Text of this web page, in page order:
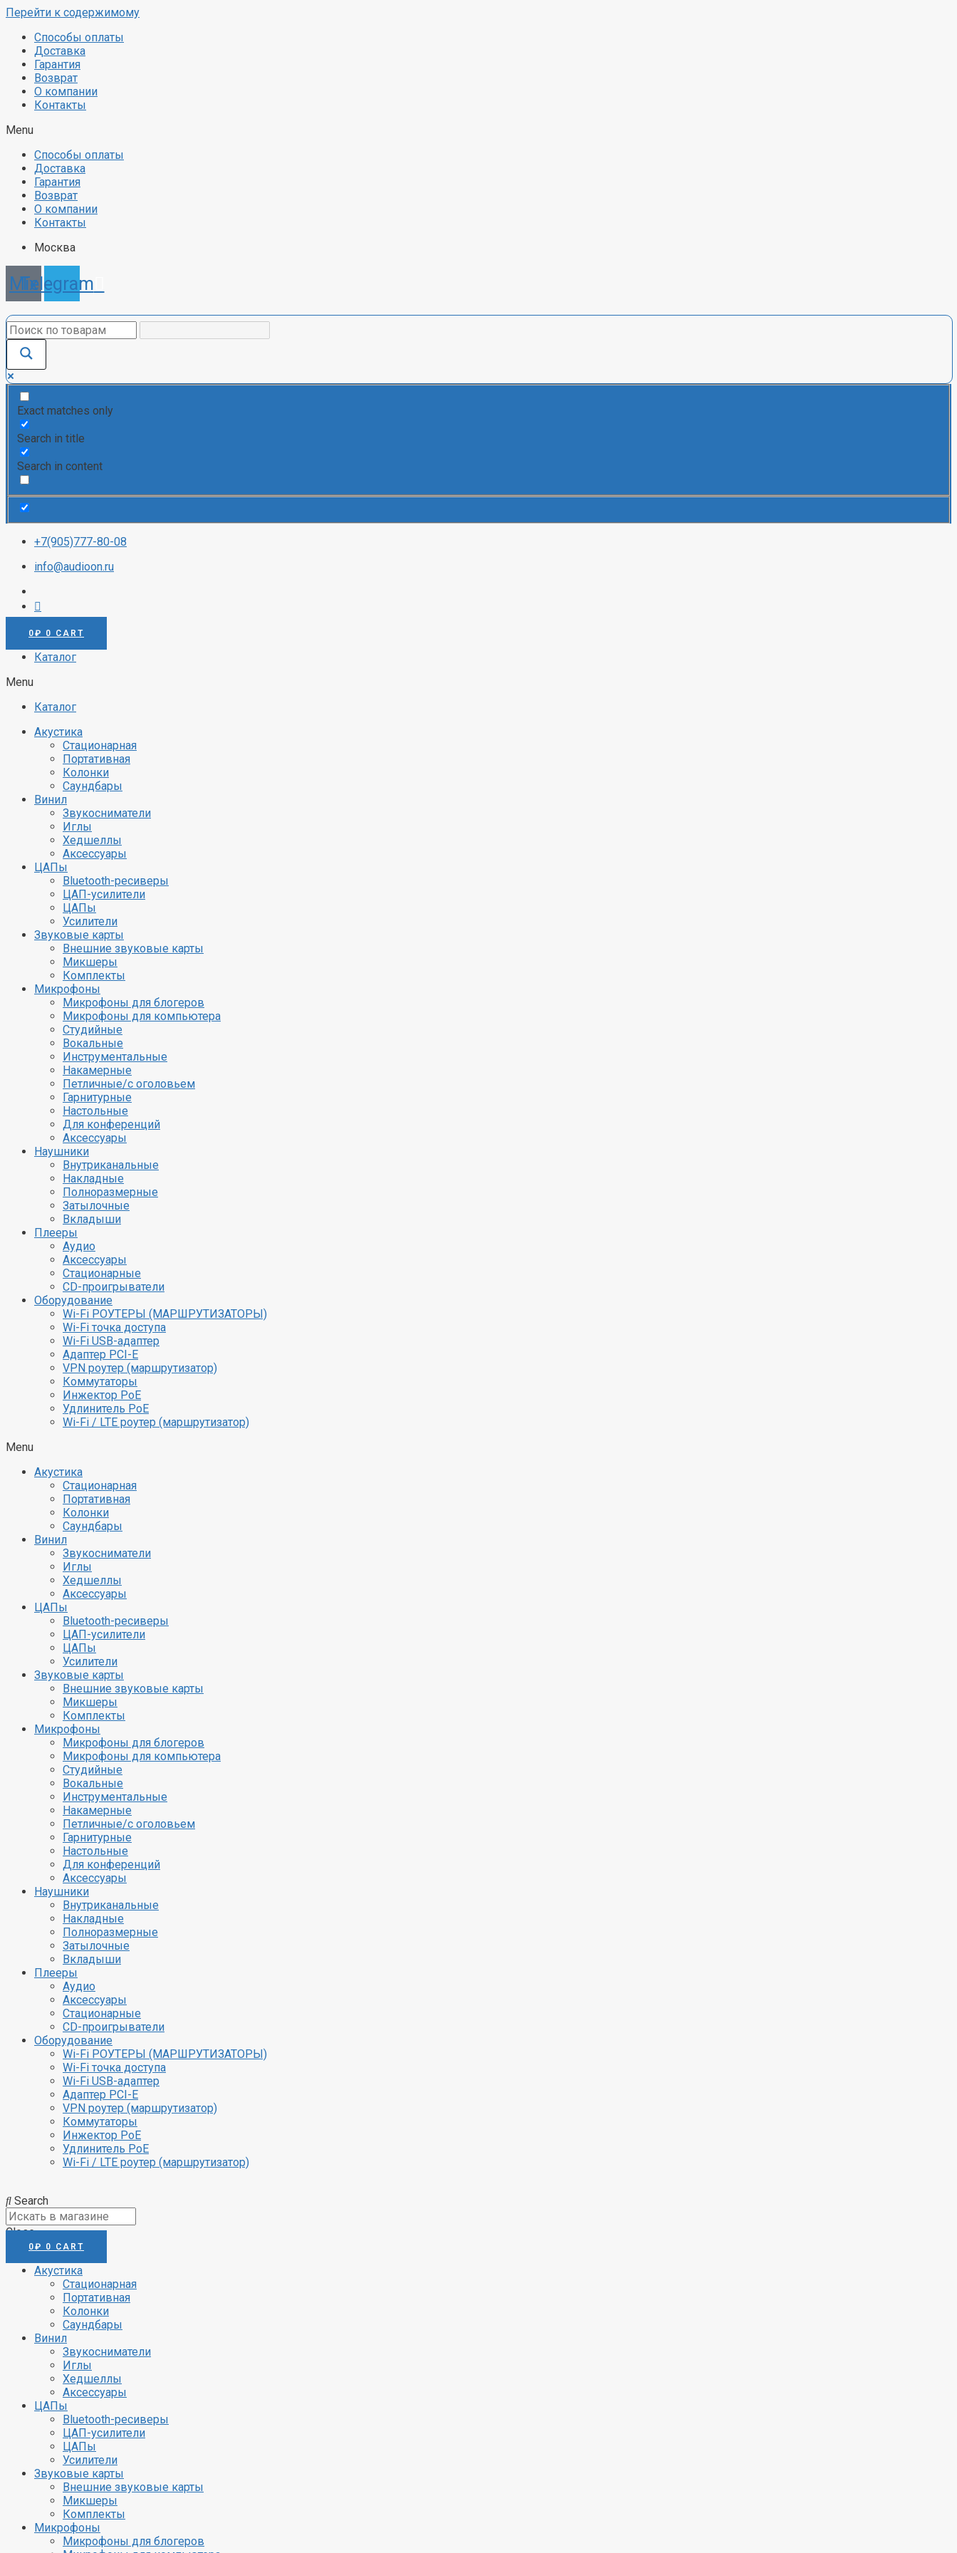
Перейти к содержимому
Способы оплаты
Доставка
Гарантия
Возврат
О компании
Контакты
Menu
Способы оплаты
Доставка
Гарантия
Возврат
О компании
Контакты
Москва
Mix
Telegram
Exact matches only
Search in title
Search in content
+7(905)777-80-08
info@audioon.ru
0₽ 0 CART
Каталог
Menu
Каталог
Акустика
Стационарная
Портативная
Колонки
Саундбары
Винил
Звукосниматели
Иглы
Хедшеллы
Аксессуары
Акустика
Стационарная
Портативная
Колонки
Саундбары
Винил
Звукосниматели
Иглы
Хедшеллы
Аксессуары
ЦАПы
Bluetooth-ресиверы
ЦАП-усилители
ЦАПы
Усилители
Звуковые карты
Внешние звуковые карты
Микшеры
Комплекты
Микрофоны
Микрофоны для блогеров
Микрофоны для компьютера
Студийные
Вокальные
Инструментальные
Накамерные
Петличные/с оголовьем
Гарнитурные
Настольные
Для конференций
Аксессуары
Наушники
Внутриканальные
Накладные
Полноразмерные
Затылочные
Вкладыши
Плееры
Аудио
Аксессуары
Стационарные
CD-проигрыватели
Оборудование
Wi-Fi РОУТЕРЫ (МАРШРУТИЗАТОРЫ)
Wi-Fi точка доступа
Wi-Fi USB-адаптер
Адаптер PCI-E
VPN роутер (маршрутизатор)
Коммутаторы
Инжектор PoE
Удлинитель PoE
Wi-Fi / LTE роутер (маршрутизатор)
Menu
Акустика
Стационарная
Портативная
Колонки
Саундбары
Винил
Звукосниматели
Иглы
Хедшеллы
Аксессуары
ЦАПы
Bluetooth-ресиверы
ЦАП-усилители
ЦАПы
Усилители
Звуковые карты
Внешние звуковые карты
Микшеры
Комплекты
Микрофоны
Микрофоны для блогеров
Микрофоны для компьютера
Студийные
Вокальные
Инструментальные
Накамерные
Петличные/с оголовьем
Гарнитурные
Настольные
Для конференций
Аксессуары
Наушники
Внутриканальные
Накладные
Полноразмерные
Затылочные
Вкладыши
Плееры
Аудио
Аксессуары
Стационарные
CD-проигрыватели
Оборудование
Wi-Fi РОУТЕРЫ (МАРШРУТИЗАТОРЫ)
Wi-Fi точка доступа
Wi-Fi USB-адаптер
Адаптер PCI-E
VPN роутер (маршрутизатор)
Коммутаторы
Инжектор PoE
Удлинитель PoE
Wi-Fi / LTE роутер (маршрутизатор)
Search
Close
0₽ 0 CART
Акустика
Стационарная
Портативная
Колонки
Саундбары
Винил
Звукосниматели
Иглы
Хедшеллы
Аксессуары
ЦАПы
Bluetooth-ресиверы
ЦАП-усилители
ЦАПы
Усилители
Звуковые карты
Внешние звуковые карты
Микшеры
Комплекты
Микрофоны
Микрофоны для блогеров